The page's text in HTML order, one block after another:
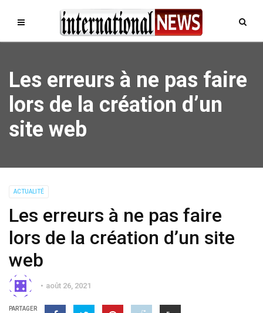
Les erreurs à ne pas faire
lors de la création d’un
site web
ACTUALITÉ
Les erreurs à ne pas faire
lors de la création d’un site
web
août 26, 2021
PARTAGER